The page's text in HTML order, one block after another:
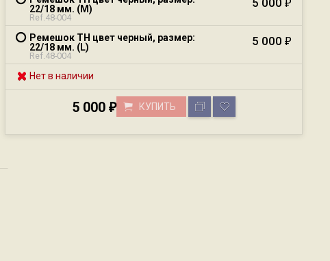
22/18 мм. (М)
Ref.48-004
5 000 ₽
Ремешок TH цвет черный, размер:
22/18 мм. (L)
Ref.48-004
5 000 ₽
Нет в наличии
5 000₽ КУПИТЬ